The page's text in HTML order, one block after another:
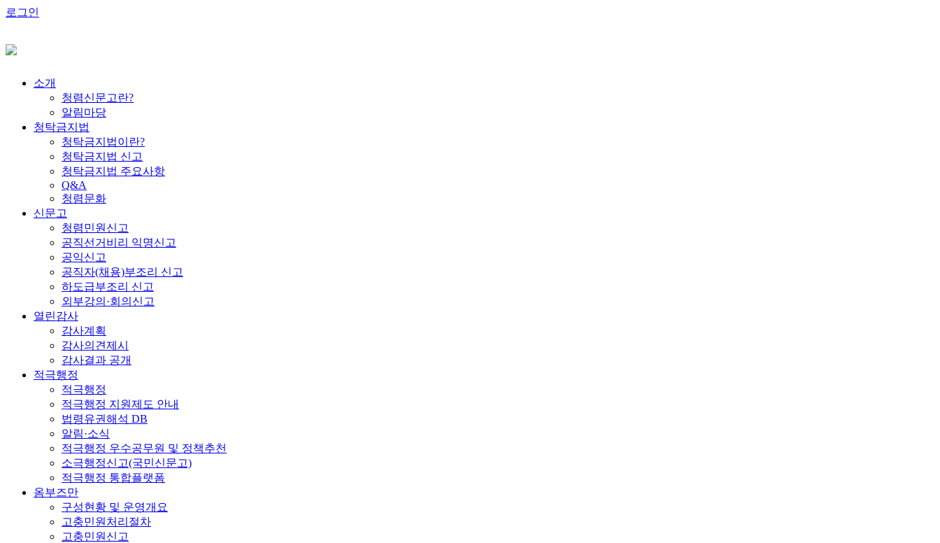
로그인
소개
청렴신문고란?
알림마당
청탁금지법
청탁금지법이란?
청탁금지법 신고
청탁금지법 주요사항
Q&A
청렴문화
신문고
청렴민원신고
공직선거비리 익명신고
공익신고
공직자(채용)부조리 신고
하도급부조리 신고
외부강의·회의신고
열린감사
감사계획
감사의견제시
감사결과 공개
적극행정
적극행정
적극행정 지원제도 안내
법령유권해석 DB
알림·소식
적극행정 우수공무원 및 정책추천
소극행정신고(국민신문고)
적극행정 통합플랫폼
옴부즈만
구성현황 및 운영개요
고충민원처리절차
고충민원신고